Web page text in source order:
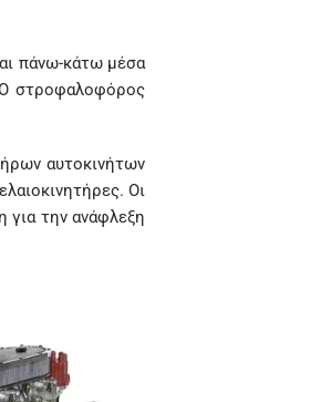
πάνω-κάτω μέσα
Ο στροφαλοφόρος
αυτοκινήτων
Οι
για την ανάφλεξη